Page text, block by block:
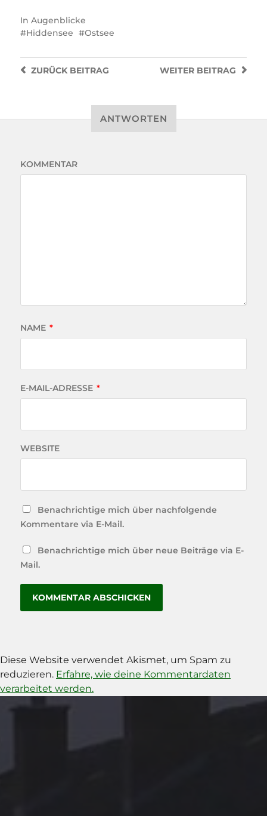
In Augenblicke
Hiddensee
Ostsee
WEITER BEITRAG
ZURÜCKBEITRAG
ANTWORTEN
KOMMENTAR
NAME *
E-MAIL-ADRESSE *
WEBSITE
Benachrichtige mich über nachfolgende
Kommentare via E-Mail.
Benachrichtige mich über neue Beiträge via E-
Mail.
Diese Website verwendet Akismet, um Spam zu
reduzieren. Erfahre, wie deine Kommentardaten
verarbeitet werden.